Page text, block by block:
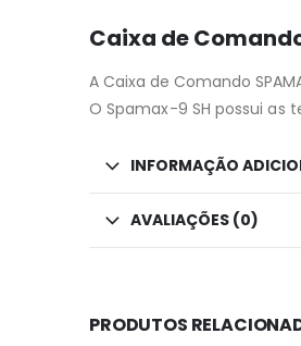
Caixa de
A Caixa de Comando
O Spamax-9 SH possui as
INFORMAÇÃO
AVALIAÇÕES (0)
PRODUTOS